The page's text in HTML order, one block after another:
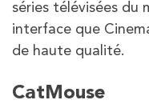
séries télévisées du
interface que
de haute qualité.
CatMouse